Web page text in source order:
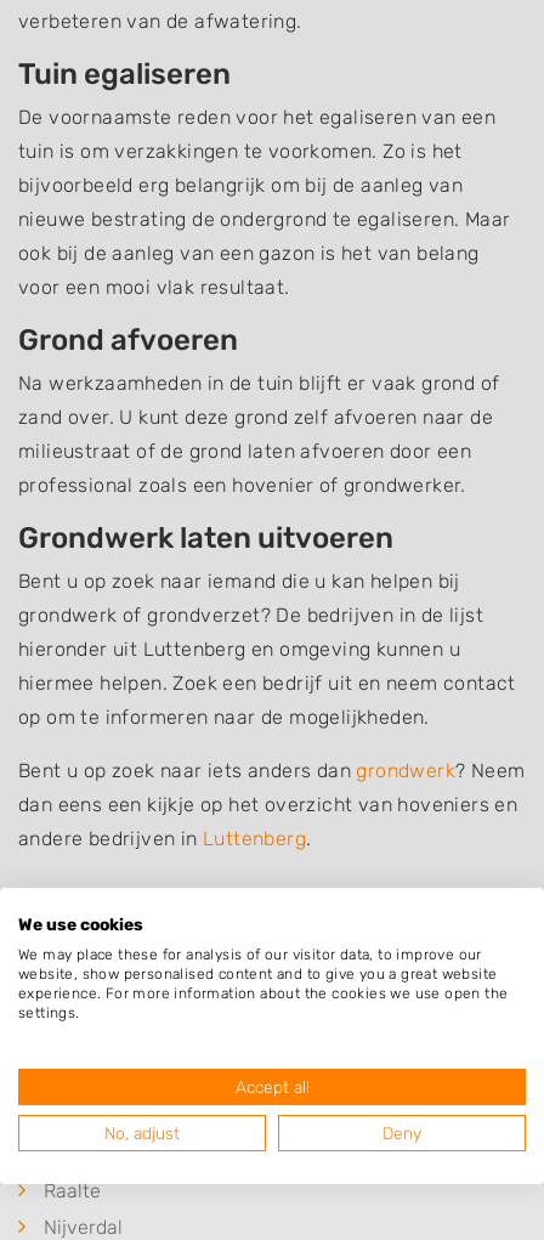
verbeteren van de afwatering.
Tuin egaliseren
De voornaamste reden voor het egaliseren van een
tuin is om verzakkingen te voorkomen. Zo is het
bijvoorbeeld erg belangrijk om bij de aanleg van
nieuwe bestrating de ondergrond te egaliseren. Maar
ook bij de aanleg van een gazon is het van belang
voor een mooi vlak resultaat.
Grond afvoeren
Na werkzaamheden in de tuin blijft er vaak grond of
zand over. U kunt deze grond zelf afvoeren naar de
milieustraat of de grond laten afvoeren door een
professional zoals een hovenier of grondwerker.
Grondwerk laten uitvoeren
Bent u op zoek naar iemand die u kan helpen bij
grondwerk of grondverzet? De bedrijven in de lijst
hieronder uit Luttenberg en omgeving kunnen u
hiermee helpen. Zoek een bedrijf uit en neem contact
op om te informeren naar de mogelijkheden.
Bent u op zoek naar iets anders dangrondwerk? Neem
dan eens een kijkje op het overzicht van hoveniers en
andere bedrijven in Luttenberg.
Plaatsen in de buurt
Mariënheem
Haarle
Lemele
Raalte
Nijverdal
We use cookies
We may place these for analysis of our visitor data, to improve our
website, show personalised content and to give you a great website
experience. For more information about the cookies we use open the
settings.
Accept all
No, adjust Deny